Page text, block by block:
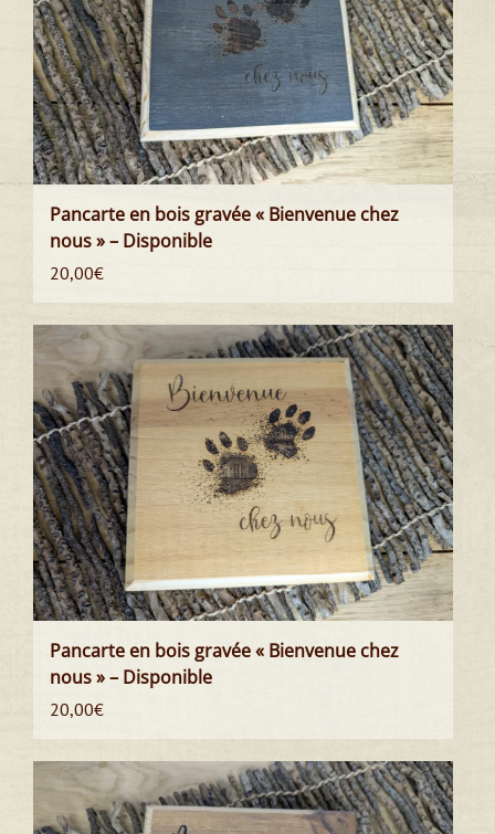
Pancarte en bois gravée « Bienvenue chez
nous » – Disponible
20,00€
Pancarte en bois gravée « Bienvenue chez
nous » – Disponible
20,00€